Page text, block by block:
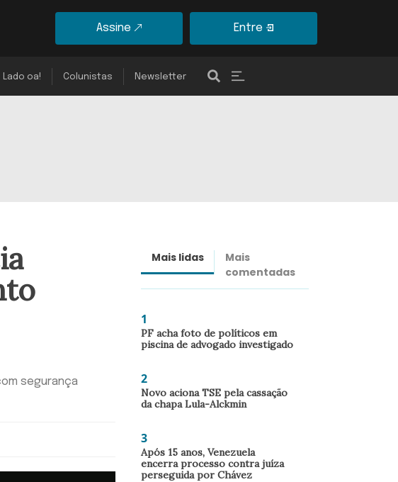
Assine Entre
Lado oa! Colunistas Newsletter
segurança
Mais lidas
Mais
comentadas
1
PF acha foto de políticos em
piscina de advogado investigado
2
Novo aciona TSE pela cassação
da chapa Lula-Alckmin
3
Após 15 anos, Venezuela
encerra processo contra juíza
perseguida por Chávez